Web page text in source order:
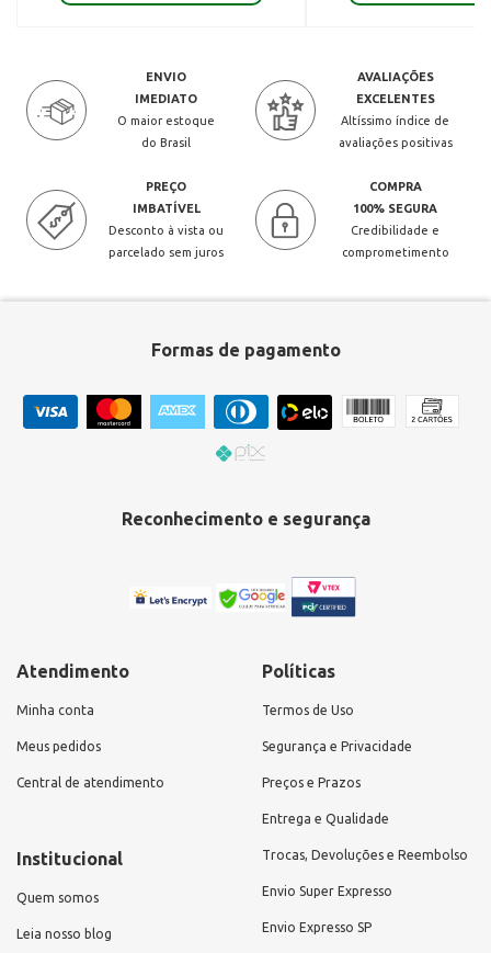
ENVIO
IMEDIATO
O maior estoque
do Brasil
AVALIAÇÕES
EXCELENTES
Altíssimo índice de
avaliações positivas
PREÇO
IMBATÍVEL
Desconto à vista ou
parcelado sem juros
COMPRA
100% SEGURA
Credibilidade e
comprometimento
Formas de pagamento
Reconhecimento e segurança
Atendimento
Minha conta
Meus pedidos
Central de atendimento
Institucional
Quem somos
Leia nosso blog
Políticas
Termos de Uso
Segurança e Privacidade
Preços e Prazos
Entrega e Qualidade
Trocas, Devoluções e Reembolso
Envio Super Expresso
Envio Expresso SP